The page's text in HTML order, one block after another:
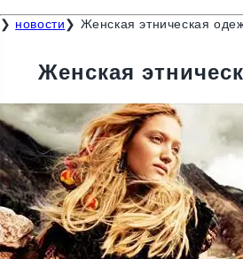
❯ новости❯ Женская этническая
Женская